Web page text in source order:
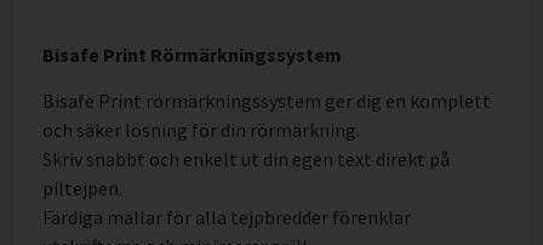
Bisafe Print Rörmärkningssystem
Bisafe Print rörmärkningssystem ger dig en komplett
och säker lösning för din rörmärkning.
Skriv snabbt och enkelt ut din egen text direkt på
piltejpen.
Färdiga mallar för alla tejpbredder förenklar